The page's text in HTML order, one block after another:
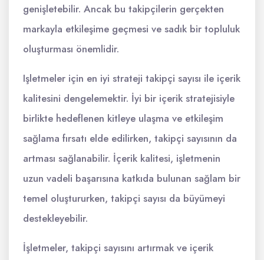
genişletebilir. Ancak bu takipçilerin gerçekten
markayla etkileşime geçmesi ve sadık bir topluluk
oluşturması önemlidir.
Işletmeler için en iyi strateji takipçi sayısı ile içerik
kalitesini dengelemektir. İyi bir içerik stratejisiyle
birlikte hedeflenen kitleye ulaşma ve etkileşim
sağlama fırsatı elde edilirken, takipçi sayısının da
artması sağlanabilir. İçerik kalitesi, işletmenin
uzun vadeli başarısına katkıda bulunan sağlam bir
temel oluştururken, takipçi sayısı da büyümeyi
destekleyebilir.
İşletmeler, takipçi sayısını artırmak ve içerik